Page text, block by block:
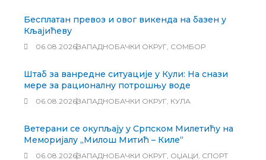
Бесплатан превоз и овог викенда на базен у
Кљајићеву
06.08.2026ЗАПАДНОБАЧКИ ОКРУГ, СОМБОР
Штаб за ванредне ситуације у Кули: На снази
мере за рационалну потрошњу воде
06.08.2026ЗАПАДНОБАЧКИ ОКРУГ, КУЛА
Ветерани се окупљају у Српском Милетићу на
Меморијалу „Милош Митић – Киле“
06.08.2026ЗАПАДНОБАЧКИ ОКРУГ, ОЏАЦИ, СПОРТ